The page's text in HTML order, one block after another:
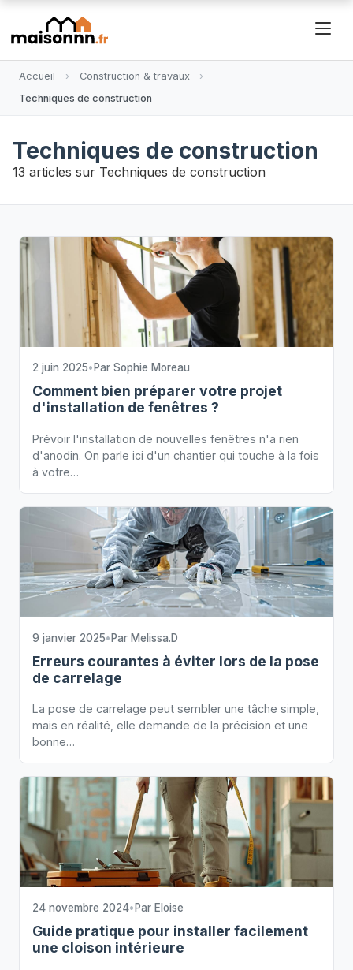
Accueil
Construction & travaux
Techniques de construction
Techniques de construction
13 articles sur Techniques de construction
2 juin 2025• Par Sophie Moreau
Comment bien préparer votre projet
d'installation de fenêtres ?
Prévoir l'installation de nouvelles fenêtres n'a rien
d'anodin. On parle ici d'un chantier qui touche à la fois
à votre…
9 janvier 2025•Par Melissa.D
Erreurs courantes à éviter lors de la pose
de carrelage
La pose de carrelage peut sembler une tâche simple,
mais en réalité, elle demande de la précision et une
bonne…
24 novembre 2024• Par Eloise
Guide pratique pour installer facilement
une cloison intérieure